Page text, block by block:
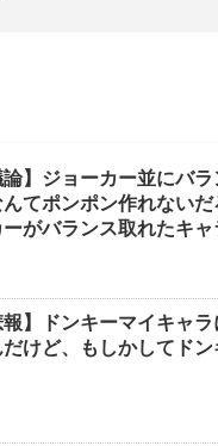
論】ジョーカー並にバ
んてポンポン作れない
ーがバランス取れたキャ
報】ドンキーマイキャ
けど、もしかしてドン